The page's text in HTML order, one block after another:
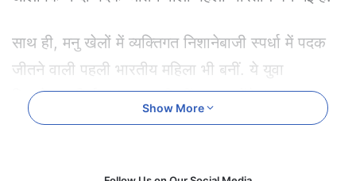
साथ ही, मनु खेलों में व्यक्तिगत निशानेबाजी स्पर्धा में पदक
जीतने वाली पहली भारतीय महिला भी बनीं. ये युवा
निशानेबाज सिर्फ 16 साल की थीं जब उन्होंने 2018
कॉमनवेल्थ गेम्स में स्वर्ण पदक जीता और पहली बार पीएम
Show More